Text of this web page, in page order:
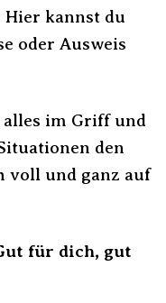
Hier kannst du
oder Ausweis
alles im Griff und
den
voll und ganz auf
für dich, gut